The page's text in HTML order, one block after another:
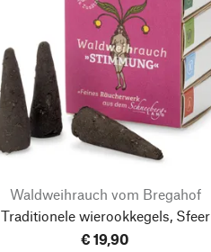
Waldweihrauch vom Bregahof
Traditionele wierookkegels, Sfeer
€ 19,90